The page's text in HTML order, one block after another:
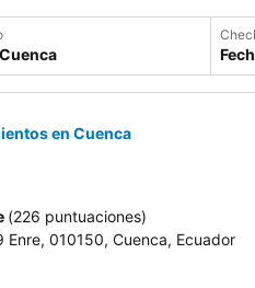
en Cuenca
(226 puntuaciones)
Enre, 010150, Cuenca, Ecuador